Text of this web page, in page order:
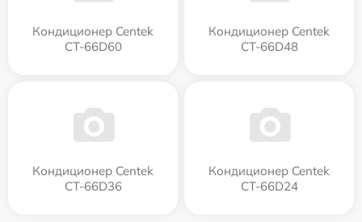
Кондиционер Centek
CT-66D60
Кондиционер Centek
CT-66D48
Кондиционер Centek
CT-66D36
Кондиционер Centek
CT-66D24